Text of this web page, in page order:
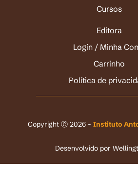
Cursos
Editora
Login / Minha
Carrinho
Política de
Copyright Ⓒ 2026 - Instituto
Desenvolvido por